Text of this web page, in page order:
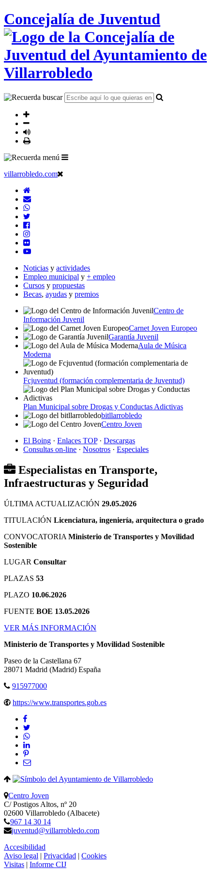
Concejalía de Juventud
villarrobledo.com
Noticias y actividades
Empleo municipal y + empleo
Cursos y propuestas
Becas, ayudas y premios
Centro de
Información Juvenil
Carnet Joven Europeo
Garantía Juvenil
Aula de Música
Moderna
Fcjuventud (formación complementaria de Juventud)
Plan Municipal sobre Drogas y Conductas Adictivas
bitllarrobledo
Centro Joven
El Boing · Enlaces TOP· Descargas
Consultas on-line · Nosotros · Especiales
Especialistas en Transporte,
Infraestructuras y Seguridad
ÚLTIMA ACTUALIZACIÓN 29.05.2026
TITULACIÓN Licenciatura, ingeniería, arquitectura o grado
CONVOCATORIA Ministerio de Transportes y Movilidad
Sostenible
LUGAR Consultar
PLAZAS 53
PLAZO 10.06.2026
FUENTE BOE 13.05.2026
VER MÁS INFORMACIÓN
Ministerio de Transportes y Movilidad Sostenible
Paseo de la Castellana 67
28071 Madrid (Madrid) España
915977000
https://www.transportes.gob.es
Centro Joven
C/ Postigos Altos, nº 20
02600 Villarrobledo (Albacete)
967 14 30 14
juventud@villarrobledo.com
Accesibilidad
Aviso legal | Privacidad | Cookies
Visitas | Informe CIJ